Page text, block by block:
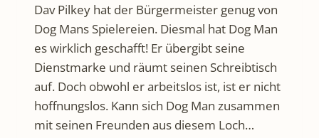
Dav Pilkey hat der Bürgermeister genug von
Dog Mans Spielereien. Diesmal hat Dog Man
es wirklich geschafft! Er übergibt seine
Dienstmarke und räumt seinen Schreibtisch
auf. Doch obwohl er arbeitslos ist, ist er nicht
hoffnungslos. Kann sich Dog Man zusammen
mit seinen Freunden aus diesem Loch…